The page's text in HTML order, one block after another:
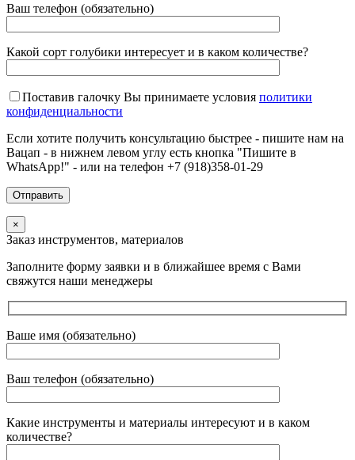
Ваш телефон (обязательно)
Какой сорт голубики интересует и в каком количестве?
Поставив галочку Вы принимаете условия политики
конфиденциальности
Если хотите получить консультацию быстрее - пишите нам на
Вацап - в нижнем левом углу есть кнопка "Пишите в
WhatsApp!" - или на телефон +7 (918)358-01-29
×
Заказ инструментов, материалов
Заполните форму заявки и в ближайшее время с Вами
свяжутся наши менеджеры
Ваше имя (обязательно)
Ваш телефон (обязательно)
Какие инструменты и материалы интересуют и в каком
количестве?